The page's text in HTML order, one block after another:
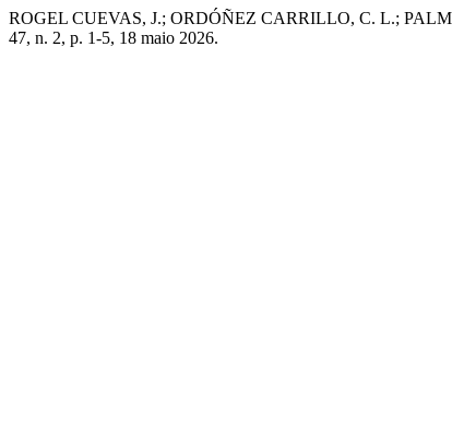
ROGEL CUEVAS, J.; ORDÓÑEZ CARRILLO, C. L.;
47, n. 2, p. 1-5, 18 maio 2026.